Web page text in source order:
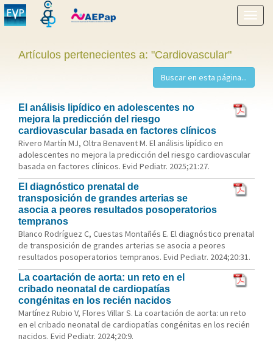
menú
Artículos pertenecientes a: "Cardiovascular"
El análisis lipídico en adolescentes no
mejora la predicción del riesgo
cardiovascular basada en factores clínicos
Rivero Martín MJ, Oltra Benavent M. El análisis lipídico en
adolescentes no mejora la predicción del riesgo cardiovascular
basada en factores clínicos. Evid Pediatr. 2025;21:27.
El diagnóstico prenatal de
transposición de grandes arterias se
asocia a peores resultados posoperatorios
tempranos
Blanco Rodríguez C, Cuestas Montañés E. El diagnóstico prenatal
de transposición de grandes arterias se asocia a peores
resultados posoperatorios tempranos. Evid Pediatr. 2024;20:31.
La coartación de aorta: un reto en el
cribado neonatal de cardiopatías
congénitas en los recién nacidos
Martínez Rubio V, Flores Villar S. La coartación de aorta: un reto
en el cribado neonatal de cardiopatías congénitas en los recién
nacidos. Evid Pediatr. 2024;20:9.